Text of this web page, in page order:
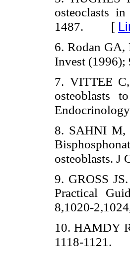
osteoclasts
1487. [
6. Rodan GA,
Invest (1996);
7. VITTEE
osteoblasts
8. SAHNI M,
osteoblasts. J
9. GROSS
Practical
8,1020-
10. HAMDY
1118-1121.